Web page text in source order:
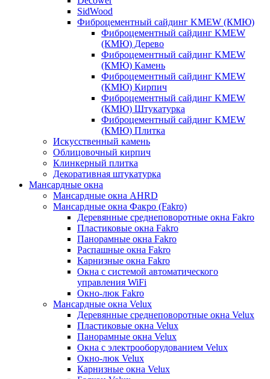
SidWood
Фиброцементный сайдинг KMEW (КМЮ)
Фиброцементный сайдинг KMEW
(КМЮ) Дерево
Фиброцементный сайдинг KMEW
(КМЮ) Камень
Фиброцементный сайдинг KMEW
(КМЮ) Кирпич
Фиброцементный сайдинг KMEW
(КМЮ) Штукатурка
Фиброцементный сайдинг KMEW
(КМЮ) Плитка
Искусственный камень
Облицовочный кирпич
Клинкерный плитка
Декоративная штукатурка
Мансардные окна
Мансардные окна AHRD
Мансардные окна Факро (Fakro)
Деревянные среднеповоротные окна Fakro
Пластиковые окна Fakro
Панорамные окна Fakro
Распашные окна Fakro
Карнизные окна Fakro
Окна с системой автоматического
управления WiFi
Окно-люк Fakro
Мансардные окна Velux
Деревянные среднеповоротные окна Velux
Пластиковые окна Velux
Панорамные окна Velux
Окна с электрооборудованием Velux
Окно-люк Velux
Карнизные окна Velux